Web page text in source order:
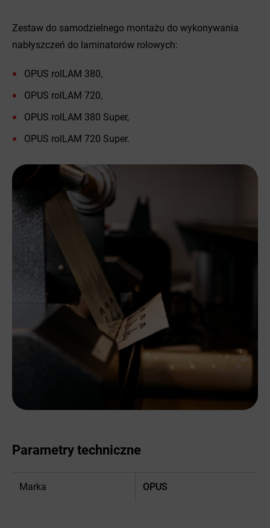
Zestaw do samodzielnego montażu do wykonywania
nabłyszczeń do laminatorów rolowych:
OPUS rolLAM 380,
OPUS rolLAM 720,
OPUS rolLAM 380 Super,
OPUS rolLAM 720 Super.
Parametry techniczne
Marka OPUS